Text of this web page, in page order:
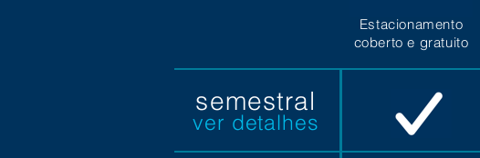
Estacionamento
coberto e gratuito
ver detalhes
semestral